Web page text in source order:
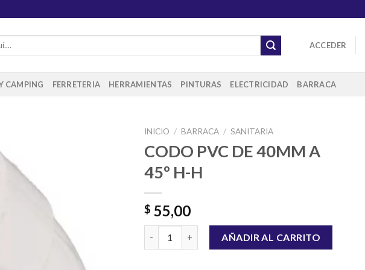
ACCEDER
CAMPING FERRETERIA HERRAMIENTAS PINTURAS ELECTRICIDAD BARRACA
INICIO / BARRACA / SANITARIA
CODO PVC DE 40MM A
45º H-H
$ 55,00
CODO PVC DE 40MM A 45º H-H cantidad
AÑADIR AL CARRITO